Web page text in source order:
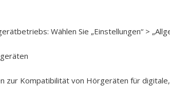
Wählen Sie „Einstellungen“ >
zur Kompatibilität von Hörgeräten für